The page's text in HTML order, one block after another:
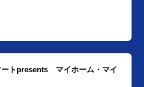
ートpresents マイホーム・マイ